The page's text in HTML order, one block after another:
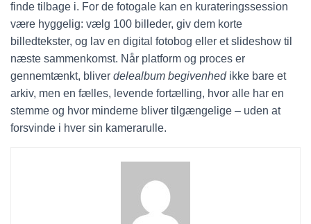
finde tilbage i. For de fotogale kan en kurateringssession
være hyggelig: vælg 100 billeder, giv dem korte
billedtekster, og lav en digital fotobog eller et slideshow til
næste sammenkomst. Når platform og proces er
gennemtænkt, bliver delealbum begivenhedikke bare et
arkiv, men en fælles, levende fortælling, hvor alle har en
stemme og hvor minderne bliver tilgængelige – uden at
forsvinde i hver sin kamerarulle.